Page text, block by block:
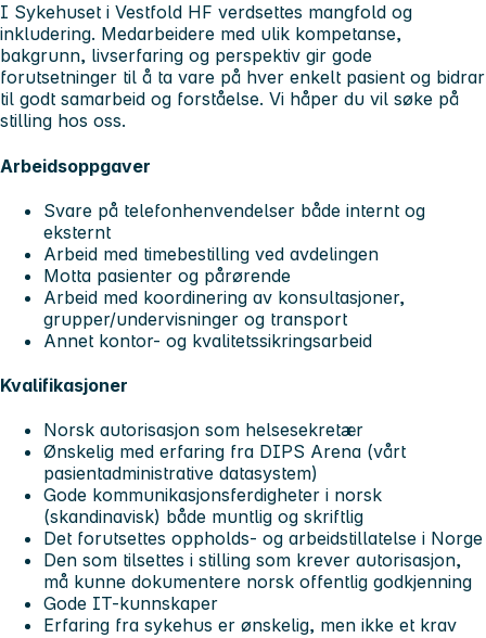
I Sykehuset i Vestfold HF verdsettes mangfold og
inkludering. Medarbeidere med ulik kompetanse,
bakgrunn, livserfaring og perspektiv gir gode
forutsetninger til å ta vare på hver enkelt pasient og bidrar
til godt samarbeid og forståelse. Vi håper du vil søke på
stilling hos oss.
Arbeidsoppgaver
Svare på telefonhenvendelser både internt og
eksternt
Arbeid med timebestilling ved avdelingen
Motta pasienter og pårørende
Arbeid med koordinering av konsultasjoner,
grupper/undervisninger og transport
Annet kontor- og kvalitetssikringsarbeid
Kvalifikasjoner
Norsk autorisasjon som helsesekretær
Ønskelig med erfaring fra DIPS Arena (vårt
pasientadministrative datasystem)
Gode kommunikasjonsferdigheter i norsk
(skandinavisk) både muntlig og skriftlig
Det forutsettes oppholds- og arbeidstillatelse i Norge
Den som tilsettes i stilling som krever autorisasjon,
må kunne dokumentere norsk offentlig godkjenning
Gode IT-kunnskaper
Erfaring fra sykehus er ønskelig, men ikke et krav